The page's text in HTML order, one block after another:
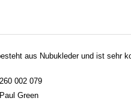
aus Nubukleder und ist sehr
260 002 079
Paul Green